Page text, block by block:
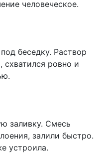
человеческое.
беседку. Раствор
схватился ровно и
заливку. Смесь
залили быстро.
устроила.